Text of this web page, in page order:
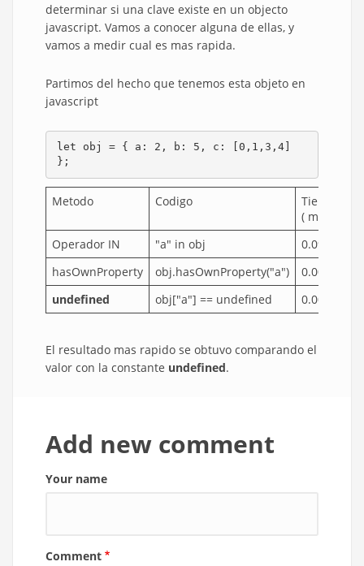
determinar si una clave existe en un objecto
javascript. Vamos a conocer alguna de ellas, y
vamos a medir cual es mas rapida.
Partimos del hecho que tenemos esta objeto en
javascript
let obj = { a: 2, b: 5, c: [0,1,3,4]
};
Metodo Codigo
Tiempo
( ms )
Operador IN
"a" in obj
0.099
hasOwnProperty
obj.hasOwnProperty("a")
0.007
undefined
obj["a"] == undefined 0.002
El resultado mas rapido se obtuvo comparando el
valor con la constante undefined.
Add new comment
Your name
Comment